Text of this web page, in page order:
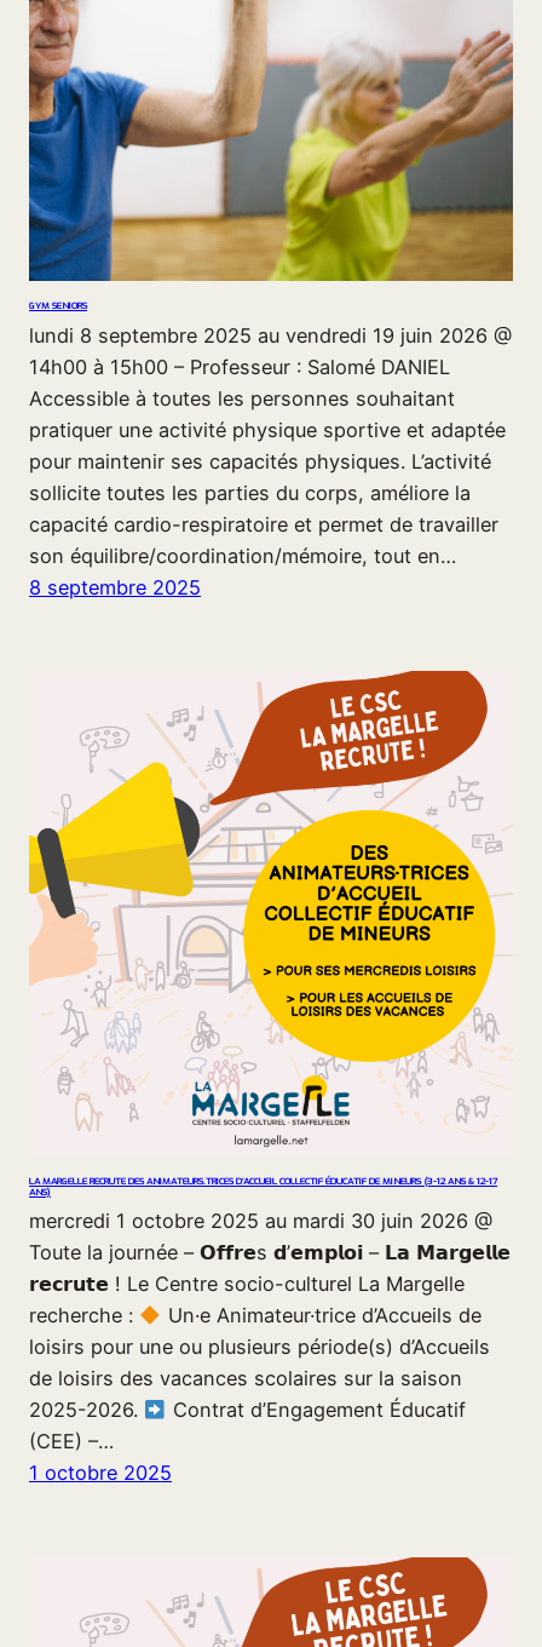
GYM SENIORS
lundi 8 septembre 2025 au vendredi 19 juin 2026 @
14h00 à 15h00 – Professeur : Salomé DANIEL
Accessible à toutes les personnes souhaitant
pratiquer une activité physique sportive et adaptée
pour maintenir ses capacités physiques. L’activité
sollicite toutes les parties du corps, améliore la
capacité cardio-respiratoire et permet de travailler
son équilibre/coordination/mémoire, tout en…
8 septembre 2025
LA MARGELLE RECRUTE DES ANIMATEURS.TRICES D’ACCUEIL COLLECTIF ÉDUCATIF DE MINEURS (3-12 ANS & 12-17
ANS)
mercredi 1 octobre 2025 au mardi 30 juin 2026 @
Toute la journée – 𝗢𝗳𝗳𝗿𝗲s 𝗱’𝗲𝗺𝗽𝗹𝗼𝗶 – 𝗟𝗮 𝗠𝗮𝗿𝗴𝗲𝗹𝗹𝗲
𝗿𝗲𝗰𝗿𝘂𝘁𝗲 ! Le Centre socio-culturel La Margelle
recherche :
Un·e Animateur·trice d’Accueils de
loisirs pour une ou plusieurs période(s) d’Accueils
de loisirs des vacances scolaires sur la saison
2025-2026.
Contrat d’Engagement Éducatif
(CEE) –…
1 octobre 2025